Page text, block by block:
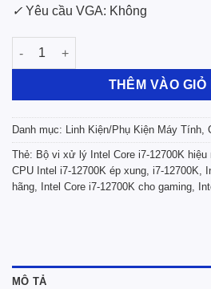
✓ Yêu cầu VGA: Không
Bộ Vi Xử Lý Vi Tính Intel Core i7-
THÊM VÀO GIỎ
Danh mục: Linh Kiện/Phụ Kiện Máy Tính,
Thẻ: Bộ vi xử lý Intel Core i7-12700K hiệu
CPU Intel i7-12700K ép xung, i7-12700K,
hãng, Intel Core i7-12700K cho gaming,
MÔ TẢ